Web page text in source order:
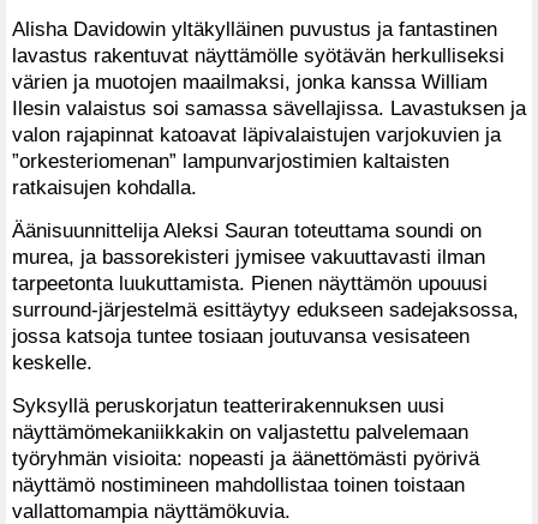
Alisha Davidowin yltäkylläinen puvustus ja fantastinen
lavastus rakentuvat näyttämölle syötävän herkulliseksi
värien ja muotojen maailmaksi, jonka kanssa William
Ilesin valaistus soi samassa sävellajissa. Lavastuksen ja
valon rajapinnat katoavat läpivalaistujen varjokuvien ja
”orkesteriomenan” lampunvarjostimien kaltaisten
ratkaisujen kohdalla.
Äänisuunnittelija Aleksi Sauran toteuttama soundi on
murea, ja bassorekisteri jymisee vakuuttavasti ilman
tarpeetonta luukuttamista. Pienen näyttämön upouusi
surround-järjestelmä esittäytyy edukseen sadejaksossa,
jossa katsoja tuntee tosiaan joutuvansa vesisateen
keskelle.
Syksyllä peruskorjatun teatterirakennuksen uusi
näyttämömekaniikkakin on valjastettu palvelemaan
työryhmän visioita: nopeasti ja äänettömästi pyörivä
näyttämö nostimineen mahdollistaa toinen toistaan
vallattomampia näyttämökuvia.